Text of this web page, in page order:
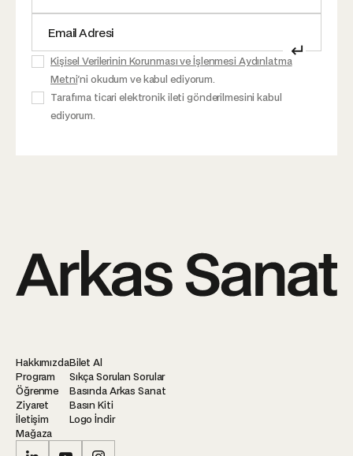
Kişisel Verilerinin Korunması ve İşlenmesi Aydınlatma
Metni'ni okudum ve kabul ediyorum.
Tarafıma ticari elektronik ileti gönderilmesini kabul
ediyorum.
↵
Hakkımızda
Program
Öğrenme
Ziyaret
İletişim
Mağaza
Bilet Al
Sıkça Sorulan Sorular
Basında Arkas Sanat
Basın Kiti
Logo İndir